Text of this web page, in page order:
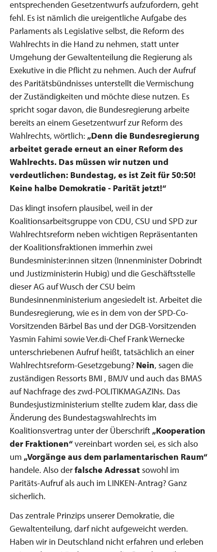
entsprechenden Gesetzentwurfs aufzufordern, geht
fehl. Es ist nämlich die ureigentliche Aufgabe des
Parlaments als Legislative selbst, die Reform des
Wahlrechts in die Hand zu nehmen, statt unter
Umgehung der Gewaltenteilung die Regierung als
Exekutive in die Pflicht zu nehmen. Auch der Aufruf
des Paritätsbündnisses unterstellt die Vermischung
der Zuständigkeiten und möchte diese nutzen. Es
spricht sogar davon, die Bundesregierung arbeite
bereits an einem Gesetzentwurf zur Reform des
Wahlrechts, wörtlich: „Denn die Bundesregierung
arbeitet gerade erneut an einer Reform des
Wahlrechts. Das müssen wir nutzen und
verdeutlichen: Bundestag, es ist Zeit für 50:50!
Keine halbe Demokratie - Parität jetzt!“
Das klingt insofern plausibel, weil in der
Koalitionsarbeitsgruppe von CDU, CSU und SPD zur
Wahlrechtsreform neben wichtigen Repräsentanten
der Koalitionsfraktionen immerhin zwei
Bundesminister:innen sitzen (Innenminister Dobrindt
und Justizministerin Hubig) und die Geschäftsstelle
dieser AG auf Wusch der CSU beim
Bundesinnenministerium angesiedelt ist. Arbeitet die
Bundesregierung, wie es in dem von der SPD-Co-
Vorsitzenden Bärbel Bas und der DGB-Vorsitzenden
Yasmin Fahimi sowie Ver.di-Chef Frank Wernecke
unterschriebenen Aufruf heißt, tatsächlich an einer
Wahlrechtsreform-Gesetzgebung? Nein, sagen die
zuständigen Ressorts BMI , BMJV und auch das BMAS
auf Nachfrage des zwd-POLITIKMAGAZINs. Das
Bundesjustizministerium stellte zudem klar, dass die
Änderung des Bundestagswahlrechts im
Koalitionsvertrag unter der Überschrift „Kooperation
der Fraktionen“vereinbart worden sei, es sich also
um „Vorgänge aus dem parlamentarischen Raum“
handele. Also derfalsche Adressat sowohl im
Paritäts-Aufruf als auch im LINKEN-Antrag? Ganz
sicherlich.
Das zentrale Prinzips unserer Demokratie, die
Gewaltenteilung, darf nicht aufgeweicht werden.
Haben wir in Deutschland nicht erfahren und erleben